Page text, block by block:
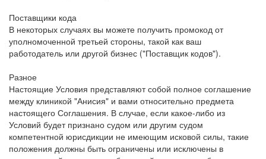
Поставщики кода
В некоторых случаях вы можете получить промокод от
уполномоченной третьей стороны, такой как ваш
работодатель или другой бизнес ("Поставщик кодов").
Разное
Настоящие Условия представляют собой полное соглашение
между клиникой "Анисия" и вами относительно предмета
настоящего Соглашения. В случае, если какое-либо из
Условий будет признано судом или другим судом
компетентной юрисдикции не имеющим исковой силы, такие
положения должны быть ограничены или исключены в